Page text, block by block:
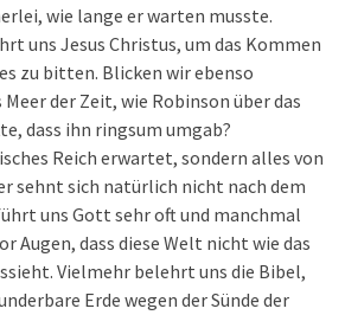
wie lange er warten musste.
uns Jesus Christus, um das Kommen
zu bitten. Blicken wir ebenso
der Zeit, wie Robinson über das
dass ihn ringsum umgab?
Reich erwartet, sondern alles von
sehnt sich natürlich nicht nach dem
uns Gott sehr oft und manchmal
Augen, dass diese Welt nicht wie das
Vielmehr belehrt uns die Bibel,
Erde wegen der Sünde der